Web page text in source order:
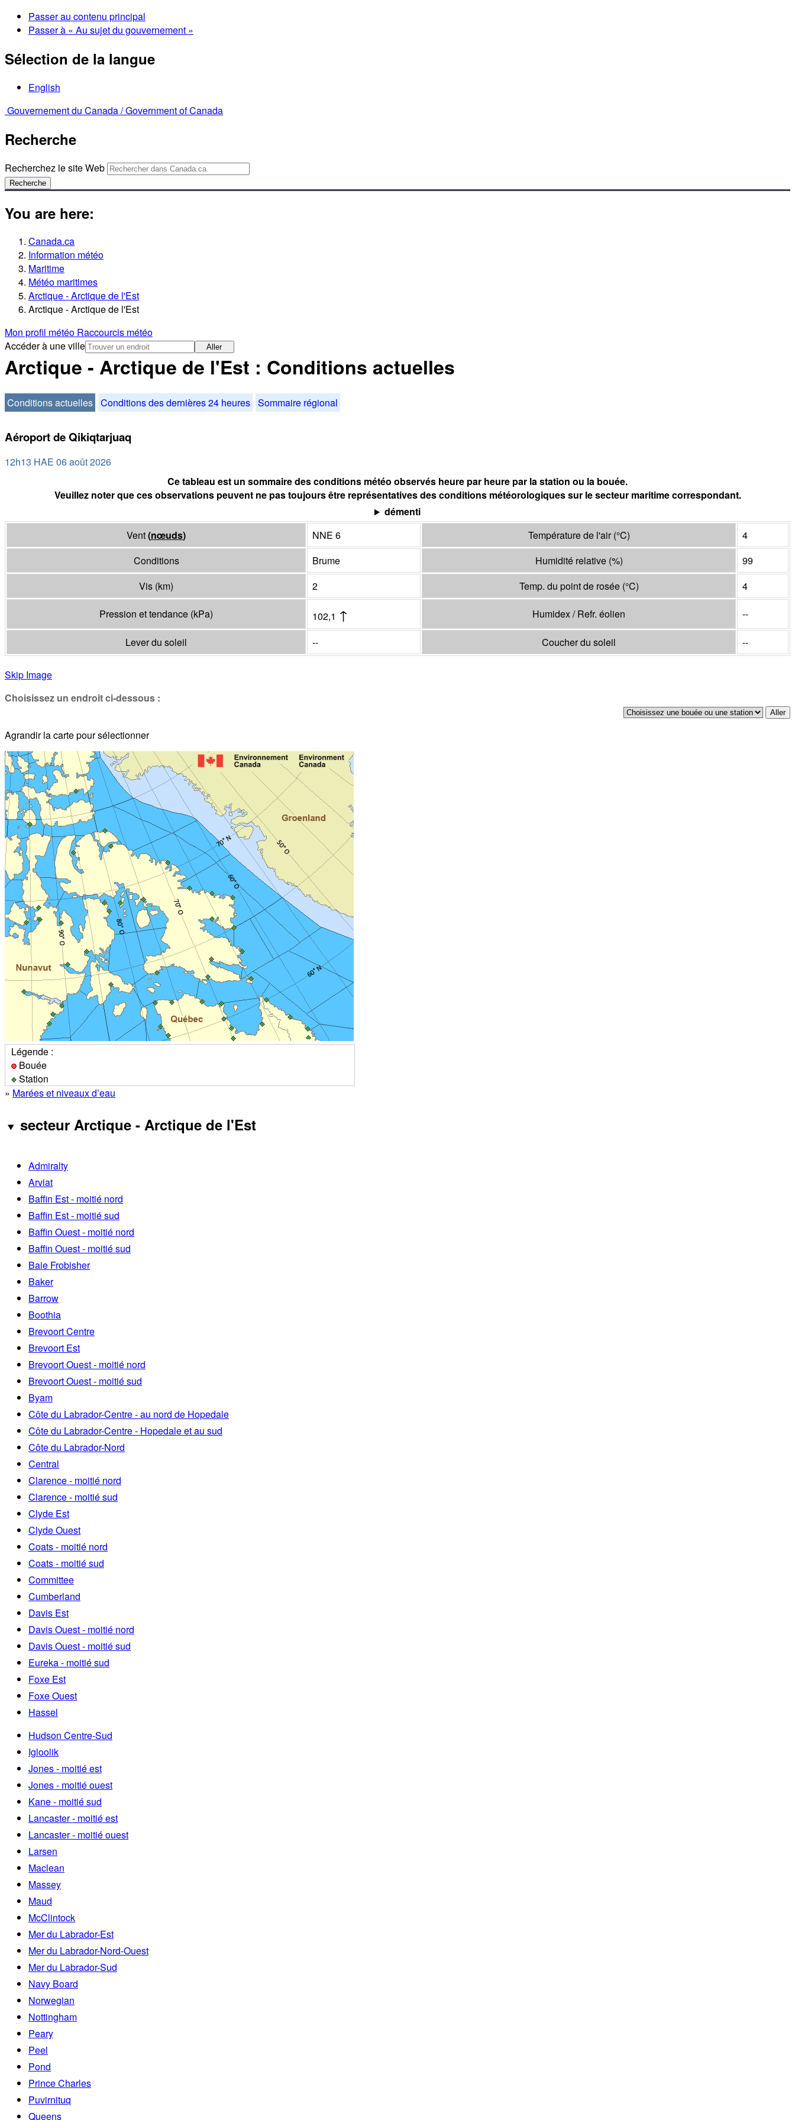
Passer au contenu principal
Passer à « Au sujet du gouvernement »
Sélection de la langue
English
Gouvernement du Canada /Government of Canada
Recherche
Recherchez le site Web
Recherche
You are here:
Canada.ca
Information météo
Maritime
Météo maritimes
Arctique - Arctique de l'Est
Arctique - Arctique de l'Est
Mon profil météo Raccourcis météo
Accéder à une ville
Aller
Arctique - Arctique de l'Est : Conditions actuelles
Conditions actuelles Conditions des dernières 24 heures Sommaire régional
Aéroport de Qikiqtarjuaq
12h13 HAE 06 août 2026
Ce tableau est un sommaire des conditions météo observés heure par heure par la station ou la bouée.
Veuillez noter que ces observations peuvent ne pas toujours être représentatives des conditions météorologiques sur le secteur maritime correspondant.
démenti
Vent(nœuds) NNE 6 Température de l'air(°C)
4
Conditions
Brume Humidité relative (%)
99
Vis (km) 2 Temp. du point de rosée (°C) 4
Pression et tendance (kPa) 102,1 ↑ Humidex / Refr. éolien --
Lever du soleil -- Coucher du soleil --
Skip Image
Choisissez un endroit ci-dessous :
Agrandir la carte pour sélectionner
Légende :
Bouée
Station
» Marées et niveaux d’eau
secteur Arctique - Arctique de l'Est
Admiralty
Arviat
Baffin Est - moitié nord
Baffin Est - moitié sud
Baffin Ouest - moitié nord
Baffin Ouest - moitié sud
Baie Frobisher
Baker
Barrow
Boothia
Brevoort Centre
Brevoort Est
Brevoort Ouest - moitié nord
Brevoort Ouest - moitié sud
Byam
Côte du Labrador-Centre - au nord de Hopedale
Côte du Labrador-Centre - Hopedale et au sud
Côte du Labrador-Nord
Central
Clarence - moitié nord
Clarence - moitié sud
Clyde Est
Clyde Ouest
Coats - moitié nord
Coats - moitié sud
Committee
Cumberland
Davis Est
Davis Ouest - moitié nord
Davis Ouest - moitié sud
Eureka - moitié sud
Foxe Est
Foxe Ouest
Hassel
Hudson Centre-Sud
Igloolik
Jones - moitié est
Jones - moitié ouest
Kane - moitié sud
Lancaster - moitié est
Lancaster - moitié ouest
Larsen
Maclean
Massey
Maud
McClintock
Mer du Labrador-Est
Mer du Labrador-Nord-Ouest
Mer du Labrador-Sud
Navy Board
Norwegian
Nottingham
Peary
Peel
Pond
Prince Charles
Puvirnituq
Queens